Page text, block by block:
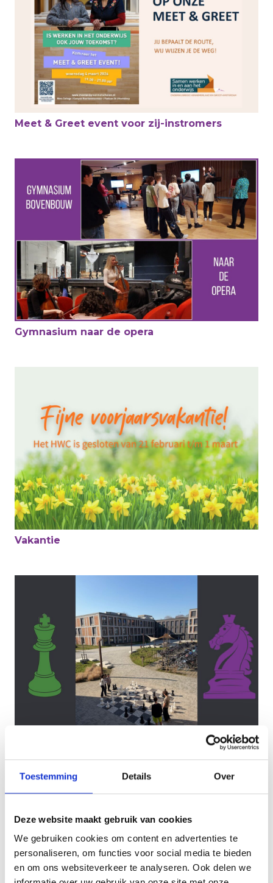
Toestemming Details Over
Deze website maakt gebruik van cookies
We gebruiken cookies om content en advertenties te
personaliseren, om functies voor social media te bieden
en om ons websiteverkeer te analyseren. Ook delen we
Meet & Greet event voor zij-instromers
Gymnasium naar de opera
Vakantie